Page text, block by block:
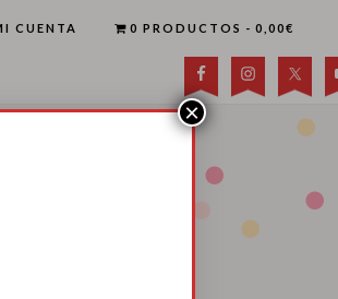
CUENTA 0 PRODUCTOS 0,00€
×